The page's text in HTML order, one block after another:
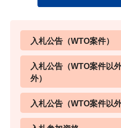
入札公告（WTO案件）
入札公告（WTO案件以
外）
入札公告（WTO案件以